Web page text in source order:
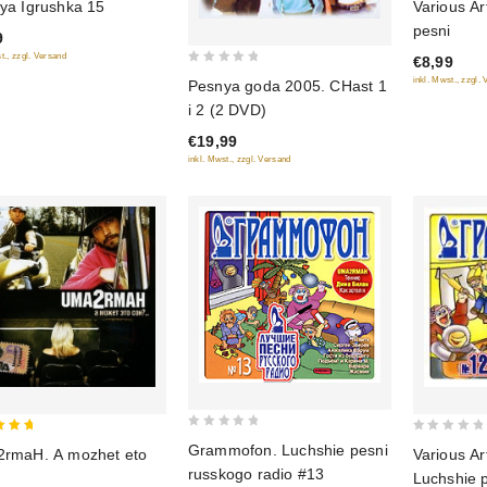
Igrushka 15
zzgl. Versand
of
5
Pesnya goda 2005. CHast 1
i 2 (2 DVD)
€19,99
inkl. Mwst., zzgl. Versand
of
5
Various
pesni
€8,99
inkl. Mwst., zzgl.
A mozhet eto
of
Grammofon. Luchshie pesni
russkogo radio #13
Various
Luchshie